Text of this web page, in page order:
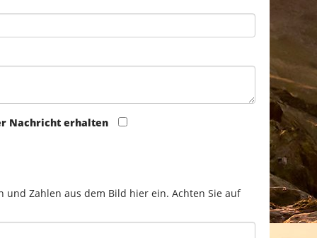
Nachricht erhalten
und Zahlen aus dem Bild hier ein. Achten Sie auf